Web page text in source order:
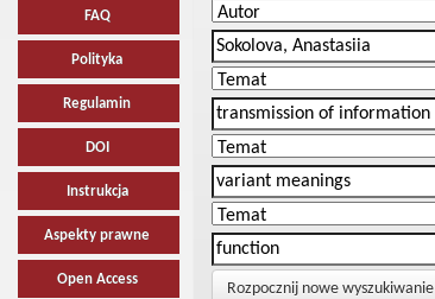
FAQ
Polityka
Regulamin
DOI
Instrukcja
Aspekty prawne
Open Access
Rozpocznij nowe wyszukiwanie